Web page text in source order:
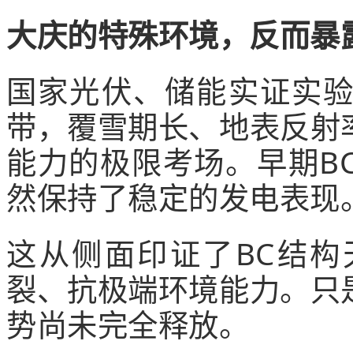
大庆的特殊环境，反而
国家光伏、储能实证实
带，覆雪期长、地表反
能力的极限考场。早期
然保持了稳定的发电表现
这从侧面印证了BC结
裂、抗极端环境能力。
势尚未完全释放。